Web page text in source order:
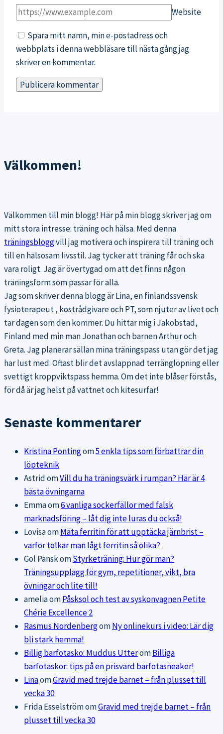
Website
Spara mitt namn, min e-postadress och
webbplats i denna webbläsare till nästa gång jag
skriver en kommentar.
Välkommen!
Välkommen till min blogg! Här på min blogg skriver jag om
mitt stora intresse: träning och hälsa. Med denna
träningsbloggvill jag motivera och inspirera till träning och
till en hälsosam livsstil. Jag tycker att träning får och ska
vara roligt. Jag är övertygad om att det finns någon
träningsform som passar för alla.
Jag som skriver denna blogg är Lina, en finlandssvensk
fysioterapeut , kostrådgivare och PT, som njuter av livet och
tar dagen som den kommer. Du hittar mig i Jakobstad,
Finland med min man Jonathan och barnen Arthur och
Greta. Jag planerar sällan mina träningspass utan gör det jag
har lust med. Oftast blir det avslappnad terränglöpning eller
svettigt kroppviktspass hemma. Om det inte blåser förstås,
för då är jag helst på vattnet och kitesurfar!
Senaste kommentarer
Kristina Pontingom5 enkla tips som förbättrar din
löpteknik
AstridomVill du ha träningsvärk i rumpan? Här är 4
bästa övningarna
Emmaom6 vanliga sockerfällor med falsk
marknadsföring – låt dig inte luras du också!
LovisaomMäta ferritin för att upptäcka järnbrist –
varför tolkar man lågt ferritin så olika?
Gol PanskomStyrketräning: Hur gör man?
Träningsupplägg för gym, repetitioner, vikt, bra
övningar och lite till!
ameliaomPåsksol och test av syskonvagnen Petite
Chérie Excellence 2
Rasmus NordenbergomNy onlinekurs i video: Lär dig
bli stark hemma!
Billig barfotasko: Muddus UtteromBilliga
barfotaskor: tips på en prisvärd barfotasneaker!
LinaomGravid med trejde barnet – från plusset till
vecka 30
Frida EsselströmomGravid med trejde barnet – från
plusset till vecka 30